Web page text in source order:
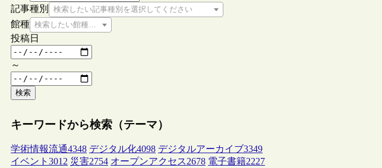
記事種別
検索したい記事種別を選択してください
館種 検索したい館種を選択してください
投稿日
～
検索
キーワードから検索（テーマ）
学術情報流通4348 デジタル化4098 デジタルアーカイブ3349
イベント 3012 災害2754 オープンアクセス2678 電子書籍2227